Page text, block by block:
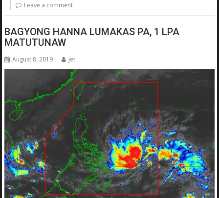
Leave a comment
BAGYONG HANNA LUMAKAS PA, 1 LPA
MATUTUNAW
August 8, 2019 Jet